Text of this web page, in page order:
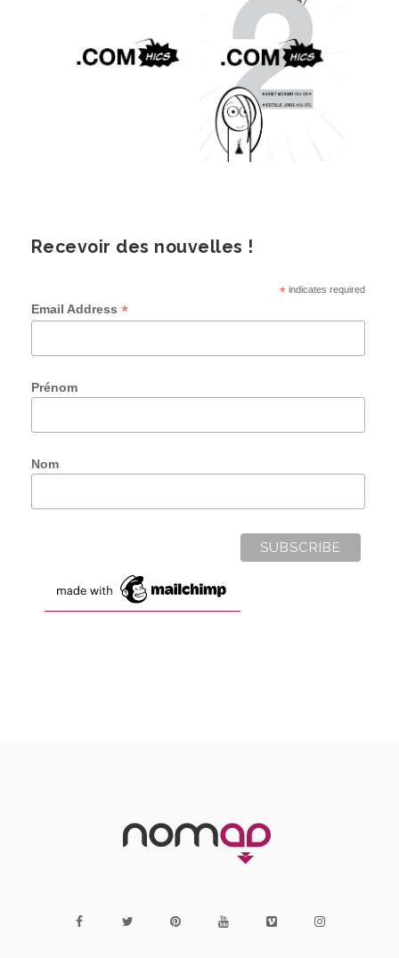
Recevoir des nouvelles !
*indicates required
Email Address *
Prénom
Nom